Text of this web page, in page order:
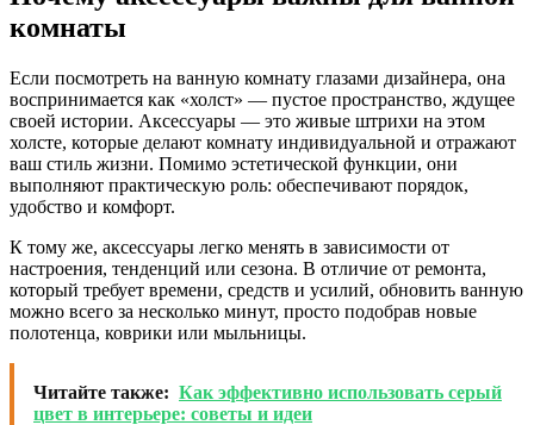
комнаты
Если посмотреть на ванную комнату глазами дизайнера, она
воспринимается как «холст» — пустое пространство, ждущее
своей истории. Аксессуары — это живые штрихи на этом
холсте, которые делают комнату индивидуальной и отражают
ваш стиль жизни. Помимо эстетической функции, они
выполняют практическую роль: обеспечивают порядок,
удобство и комфорт.
К тому же, аксессуары легко менять в зависимости от
настроения, тенденций или сезона. В отличие от ремонта,
который требует времени, средств и усилий, обновить ванную
можно всего за несколько минут, просто подобрав новые
полотенца, коврики или мыльницы.
Читайте также: Как эффективно использовать серый
цвет в интерьере: советы и идеи